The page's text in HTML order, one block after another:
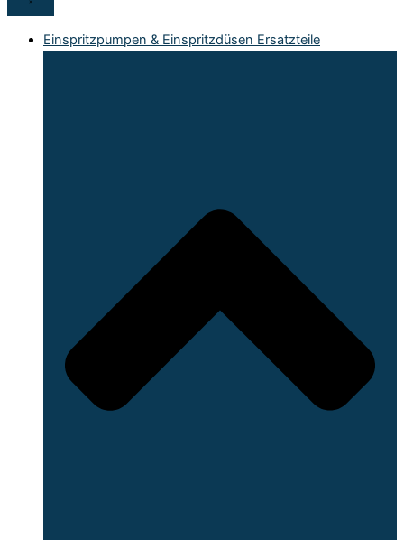
Einspritzpumpen & Einspritzdüsen Ersatzteile